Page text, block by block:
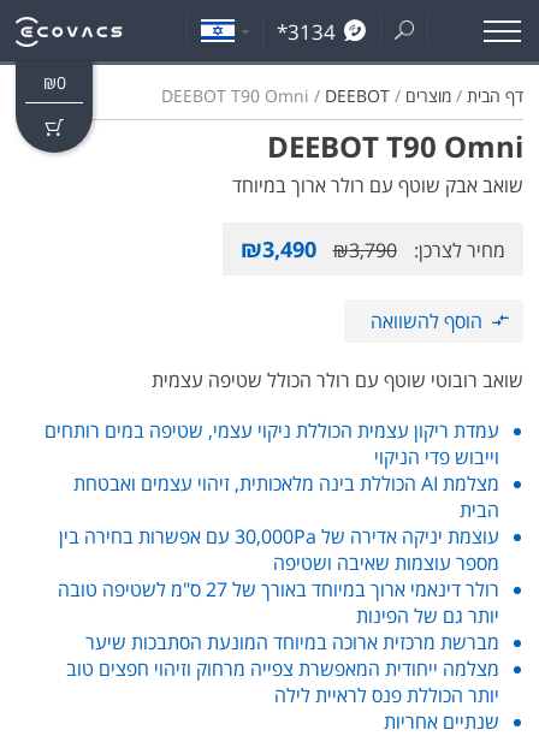
*3134
₪0
DEEBOT T90 Omni
דף הבית /מוצרים /
DEEBOT
/ DEEBOT T90 Omni
שואב אבק שוטף עם רולר ארוך במיוחד
מחיר לצרכן: ₪3,790
₪3,490
הוסף להשוואה
שואב רובוטי שוטף עם רולר הכולל שטיפה עצמית
עמדת ריקון עצמית הכוללת ניקוי עצמי, שטיפה במים רותחים
וייבוש פדי הניקוי
מצלמת AI הכוללת בינה מלאכותית, זיהוי עצמים ואבטחת
הבית
עוצמת יניקה אדירה של 30,000Pa עם אפשרות בחירה בין
מספר עוצמות שאיבה ושטיפה
רולר דינאמי ארוך במיוחד באורך של 27 ס"מ לשטיפה טובה
יותר גם של הפינות
מברשת מרכזית ארוכה במיוחד המונעת הסתבכות שיער
מצלמה ייחודית המאפשרת צפייה מרחוק וזיהוי חפצים טוב
יותר הכוללת פנס לראיית לילה
שנתיים אחריות